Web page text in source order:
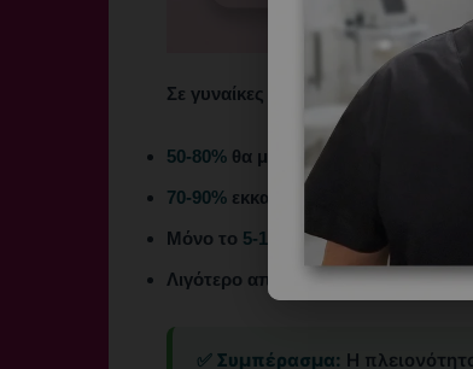
Σε γυναίκες ηλικίας 15-25 ετών:
50-80% θα μολυνθούν με HPV
70-90% εκκαθαρίζουν τον ιό
Μόνο το 5-10%
εξελίσσει επίμονη
Λιγότερο από
θα αναπτύξει
✅ Συμπέρασμα: Η